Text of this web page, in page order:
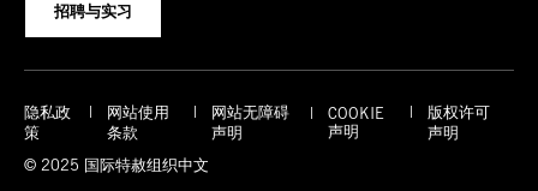
招聘与实习
隐私政
策
网站使用
条款
网站无障碍
声明
COOKIE
声明
版权许可
声明
© 2025 国际特赦组织中文